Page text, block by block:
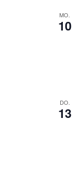
MO.
10
DO.
13